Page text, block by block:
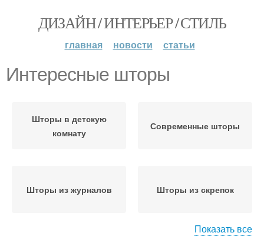
ДИЗАЙН / ИНТЕРЬЕР / СТИЛЬ
главная новости статьи
Интересные шторы
Шторы в детскую
комнату
Современные шторы
Шторы из журналов Шторы из скрепок
Показать все